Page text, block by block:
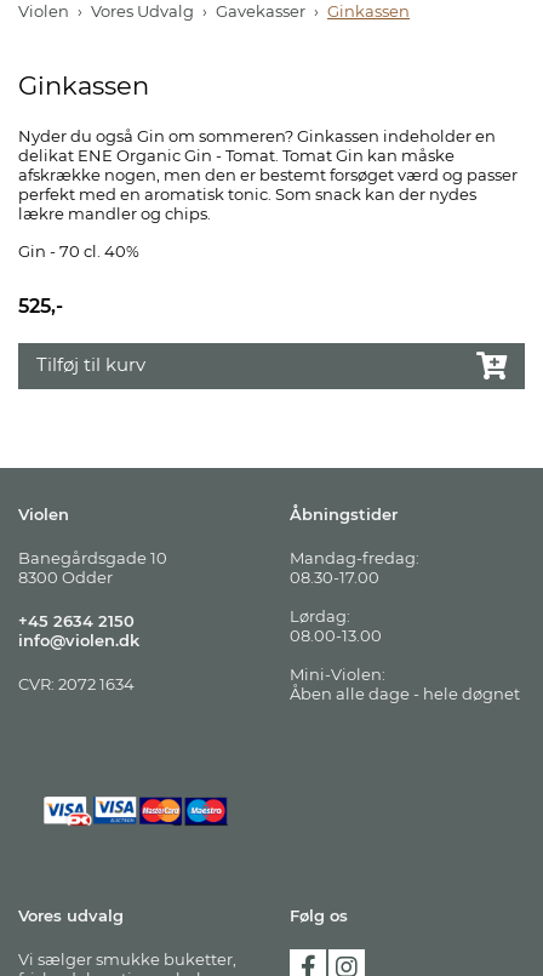
Violen Vores Udvalg Gavekasser Ginkassen
Ginkassen
Nyder du også Gin om sommeren? Ginkassen indeholder en
delikat ENE Organic Gin - Tomat. Tomat Gin kan måske
afskrække nogen, men den er bestemt forsøget værd og passer
perfekt med en aromatisk tonic. Som snack kan der nydes
lækre mandler og chips.
Gin - 70 cl. 40%
525,-
Tilføj til kurv
Violen
Banegårdsgade 10
8300 Odder
+45 2634 2150
info@violen.dk
CVR: 2072 1634
Åbningstider
Mandag-fredag:
08.30-17.00
Lørdag:
08.00-13.00
Mini-Violen:
Åben alle dage - hele døgnet
Vores udvalg
Vi sælger smukke buketter,
Følg os